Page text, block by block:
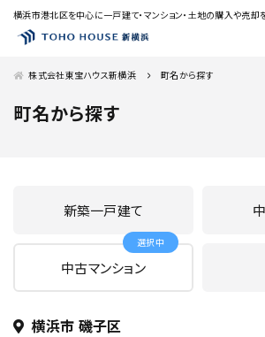
横浜市港北区を中心に一戸建て・マンション・土地の購入や売却
株式会社東宝ハウス新横浜 町名から探す
町名から探す
新築一戸建て
中古マンション
横浜市 磯子区